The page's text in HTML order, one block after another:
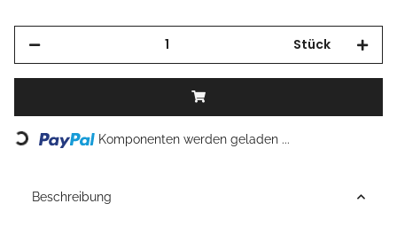
Stück
Loading... Komponenten werden geladen ...
Beschreibung